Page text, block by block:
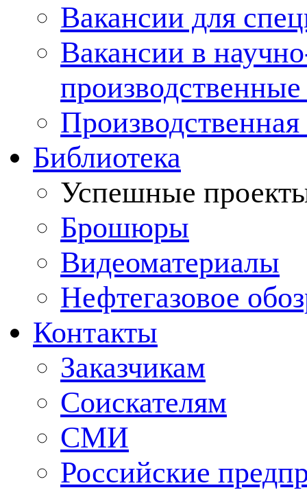
Вакансии для
Вакансии в
Производственная
Библиотека
Успешные
Брошюры
Видеоматериалы
Нефтегазовое
Контакты
Заказчикам
Соискателям
СМИ
Российские